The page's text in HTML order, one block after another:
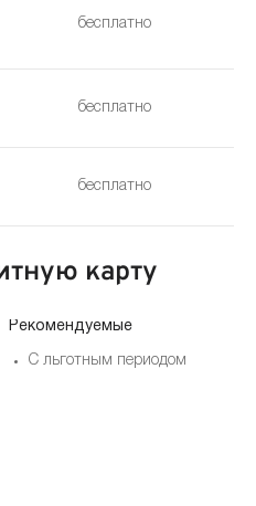
бесплатно
бесплатно
бесплатно
карту
Рекомендуемые
С льготным периодом